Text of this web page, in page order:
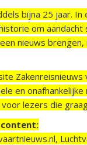
bijna 25 jaar.
om
nieuws
en
lezers die
content: